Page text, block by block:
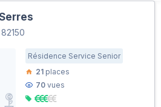
Résidence Service Senior
21 places
70 vues